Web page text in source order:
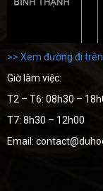
>> Xem đường đi
Giờ làm việc:
T2 – T6: 08h30 –
T7: 8h30 – 12h00
Email: